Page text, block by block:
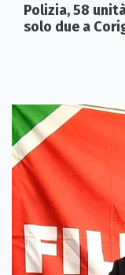
Polizia, 58
solo due a